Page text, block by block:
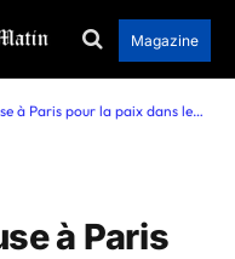
Magazine
pour la paix dans le conflit Israël-Hamas
à Paris